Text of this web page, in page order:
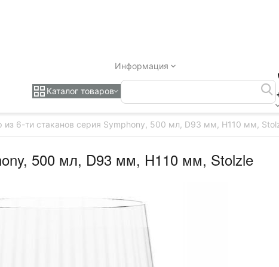
Информация
Каталог товаров
из 6-ти стаканов серия Symphony, 500 мл, D93 мм, H110 мм,
500 мл, D93 мм, H110 мм, Stolzle